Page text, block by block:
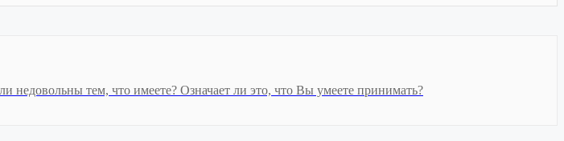
тем, что имеете? Означает ли это, что Вы умеете принимать?